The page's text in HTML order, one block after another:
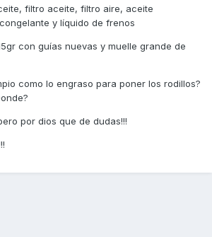
filtro aceite, filtro aire, aceite
y líquido de frenos
con guías nuevas y muelle grande de
como lo engraso para poner los rodillos?
por dios que de dudas!!!